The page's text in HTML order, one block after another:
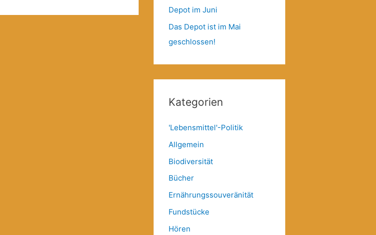
Depot im Juni
Das Depot ist im Mai
geschlossen!
Kategorien
'Lebensmittel'-Politik
Allgemein
Biodiversität
Bücher
Ernährungssouveränität
Fundstücke
Hören